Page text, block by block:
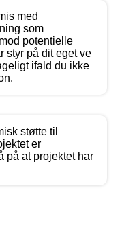
med
som
potentielle
styr på dit eget ve
ifald du ikke
støtte til
er
på at projektet har